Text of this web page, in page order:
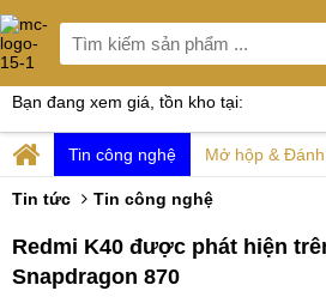
Bạn đang xem giá, tồn kho tại:
Tin công nghệ Mở hộp &
Tin tức Tin công nghệ
Redmi K40 được phát hiện
Snapdragon 870